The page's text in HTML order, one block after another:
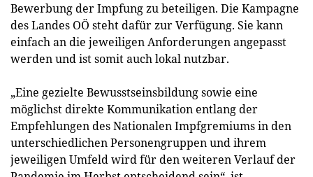
Bewerbung der Impfung zu beteiligen. Die Kampagne
des Landes OÖ steht dafür zur Verfügung. Sie kann
einfach an die jeweiligen Anforderungen angepasst
werden und ist somit auch lokal nutzbar.
„Eine gezielte Bewusstseinsbildung sowie eine
möglichst direkte Kommunikation entlang der
Empfehlungen des Nationalen Impfgremiums in den
unterschiedlichen Personengruppen und ihrem
jeweiligen Umfeld wird für den weiteren Verlauf der